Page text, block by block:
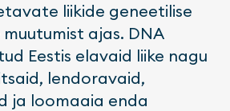
liikide geneetilise
muutumist ajas. DNA
Eestis elavaid liike nagu
lendoravaid,
ja loomaaia enda